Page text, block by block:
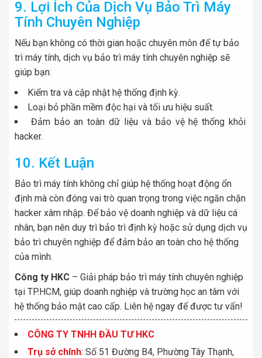
9. Lợi Ích Của Dịch Vụ Bảo Trì Máy
Tính Chuyên Nghiệp
Nếu bạn không có thời gian hoặc chuyên môn để tự bảo
trì máy tính, dịch vụ bảo trì máy tính chuyên nghiệp sẽ
giúp bạn:
Kiểm tra và cập nhật hệ thống định kỳ.
Loại bỏ phần mềm độc hại và tối ưu hiệu suất.
Đảm bảo an toàn dữ liệu và bảo vệ hệ thống khỏi
hacker.
10. Kết Luận
Bảo trì máy tính không chỉ giúp hệ thống hoạt động ổn
định mà còn đóng vai trò quan trọng trong việc ngăn chặn
hacker xâm nhập. Để bảo vệ doanh nghiệp và dữ liệu cá
nhân, bạn nên duy trì bảo trì định kỳ hoặc sử dụng dịch vụ
bảo trì chuyên nghiệp để đảm bảo an toàn cho hệ thống
của mình.
Công ty HKC – Giải pháp bảo trì máy tính chuyên nghiệp
tại TP.HCM, giúp doanh nghiệp và trường học an tâm với
hệ thống bảo mật cao cấp. Liên hệ ngay để được tư vấn!
CÔNG TY TNHH ĐẦU TƯ HKC
Trụ sở chính: Số 51 Đường B4, Phường Tây Thạnh,